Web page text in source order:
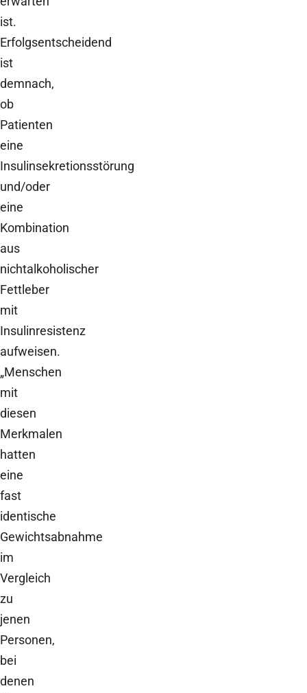
ist.
Erfolgsentscheidend
ist
demnach,
ob
Patienten
eine
Insulinsekretionsstörung
und/oder
eine
Kombination
aus
nichtalkoholischer
Fettleber
mit
Insulinresistenz
aufweisen.
„Menschen
mit
diesen
Merkmalen
hatten
eine
fast
identische
Gewichtsabnahme
im
Vergleich
zu
jenen
Personen,
bei
denen